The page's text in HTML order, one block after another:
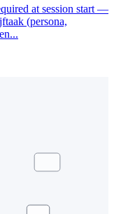
at session start —
(persona,